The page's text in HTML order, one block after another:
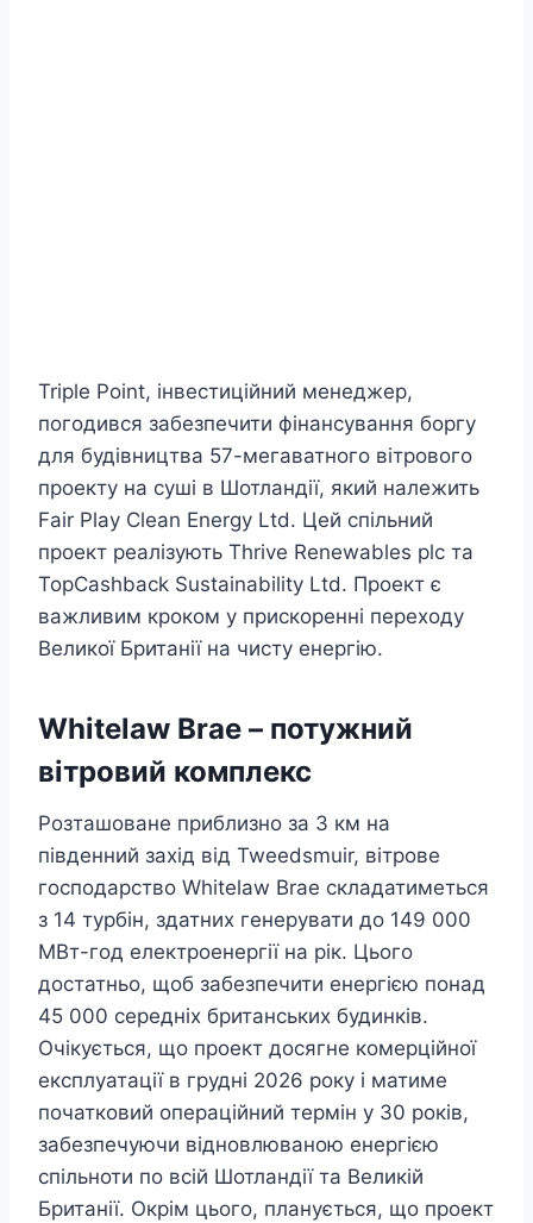
Triple Point, інвестиційний менеджер,
погодився забезпечити фінансування боргу
для будівництва 57-мегаватного вітрового
проекту на суші в Шотландії, який належить
Fair Play Clean Energy Ltd. Цей спільний
проект реалізують Thrive Renewables plc та
TopCashback Sustainability Ltd. Проект є
важливим кроком у прискоренні переходу
Великої Британії на чисту енергію.
Whitelaw Brae – потужний
вітровий комплекс
Розташоване приблизно за 3 км на
південний захід від Tweedsmuir, вітрове
господарство Whitelaw Brae складатиметься
з 14 турбін, здатних генерувати до 149 000
МВт-год електроенергії на рік. Цього
достатньо, щоб забезпечити енергією понад
45 000 середніх британських будинків.
Очікується, що проект досягне комерційної
експлуатації в грудні 2026 року і матиме
початковий операційний термін у 30 років,
забезпечуючи відновлюваною енергією
спільноти по всій Шотландії та Великій
Британії. Окрім цього, планується, що проект